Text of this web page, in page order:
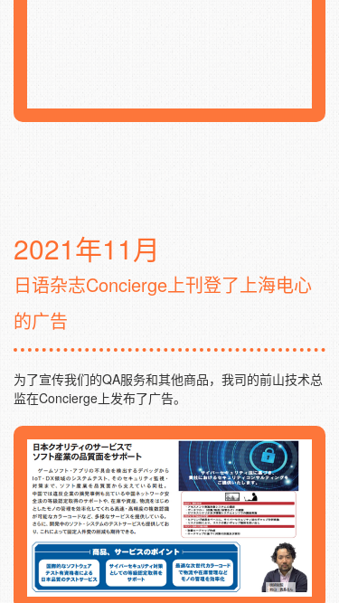
2021年11月
日语杂志Concierge上刊登了上海电心
的广告
为了宣传我们的QA服务和其他商品，我司的前山技术总
监在Concierge上发布了广告。